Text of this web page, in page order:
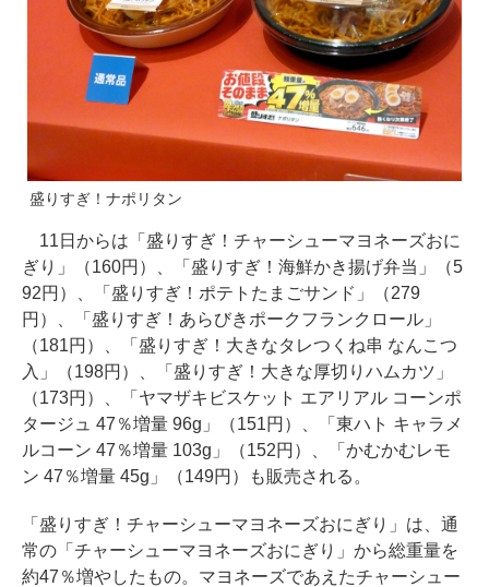
盛りすぎ！ナポリタン
11日からは「盛りすぎ！チャーシューマヨネーズおに
ぎり」（160円）、「盛りすぎ！海鮮かき揚げ弁当」（5
92円）、「盛りすぎ！ポテトたまごサンド」（279
円）、「盛りすぎ！あらびきポークフランクロール」
（181円）、「盛りすぎ！大きなタレつくね串 なんこつ
入」（198円）、「盛りすぎ！大きな厚切りハムカツ」
（173円）、「ヤマザキビスケット エアリアル コーンポ
タージュ 47％増量 96g」（151円）、「東ハト キャラメ
ルコーン 47％増量 103g」（152円）、「かむかむレモ
ン 47％増量 45g」（149円）も販売される。
「盛りすぎ！チャーシューマヨネーズおにぎり」は、通
常の「チャーシューマヨネーズおにぎり」から総重量を
約47％増やしたもの。マヨネーズであえたチャーシュー